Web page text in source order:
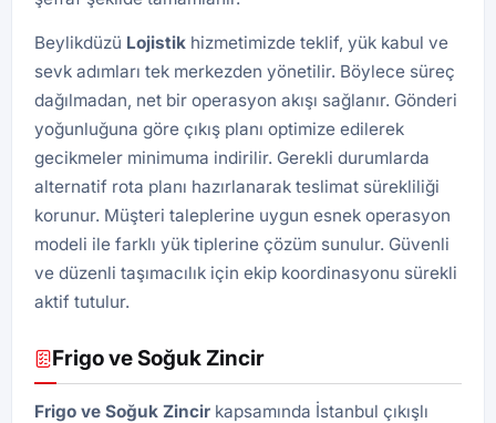
Beylikdüzü Lojistik hizmetimizde teklif, yük kabul ve
sevk adımları tek merkezden yönetilir. Böylece süreç
dağılmadan, net bir operasyon akışı sağlanır. Gönderi
yoğunluğuna göre çıkış planı optimize edilerek
gecikmeler minimuma indirilir. Gerekli durumlarda
alternatif rota planı hazırlanarak teslimat sürekliliği
korunur. Müşteri taleplerine uygun esnek operasyon
modeli ile farklı yük tiplerine çözüm sunulur. Güvenli
ve düzenli taşımacılık için ekip koordinasyonu sürekli
aktif tutulur.
Frigo ve Soğuk Zincir
Frigo ve Soğuk Zincir kapsamında İstanbul çıkışlı